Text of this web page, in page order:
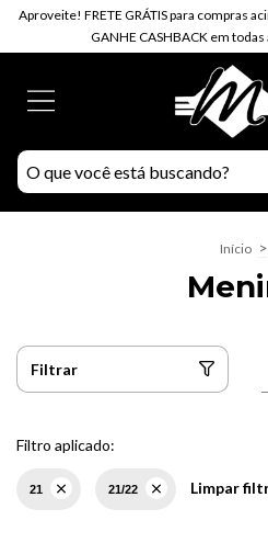
Aproveite! FRETE GRÁTIS para compras
GANHE CASHBACK em
Início >
Filtrar
Filtro aplicado:
21 21/22 Limpar